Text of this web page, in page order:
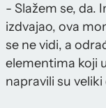
- Slažem se, da.
izdvajao, ova
se ne vidi, a
elementima koji
napravili su veliki